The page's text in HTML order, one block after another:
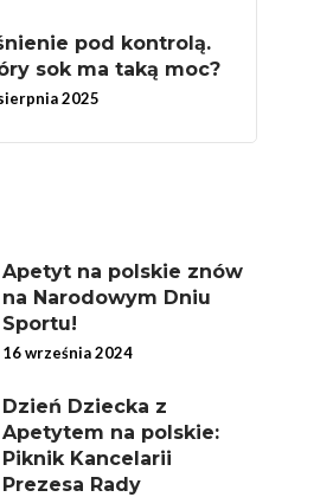
pod kontrolą.
sok ma taką moc?
2025
Apetyt na polskie znów
na Narodowym Dniu
Sportu!
16 września 2024
Dzień Dziecka z
Apetytem na polskie:
Piknik Kancelarii
Prezesa Rady